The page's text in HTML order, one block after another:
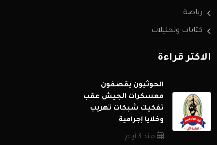
رياضة
كتابات وتحليلات
الاكثر قراءة
الحوثيون يقصفون
معسكرات الجيش عقب
تفكيك شبكات تهريب
وخلايا إجرامية
منذ 3 أيام